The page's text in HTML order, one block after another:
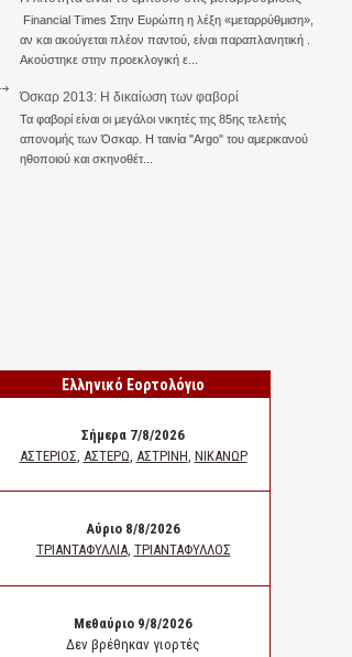
Financial Times Στην Ευρώπη η λέξη «μεταρρύθμιση»,
αν και ακούγεται πλέον παντού, είναι παραπλανητική .
Ακούστηκε στην προεκλογική ε...
Όσκαρ 2013: Η δικαίωση των φαβορί
Τα φαβορί είναι οι μεγάλοι νικητές της 85ης τελετής
απονομής των Όσκαρ. Η ταινία "Αrgo" του αμερικανού
ηθοποιού και σκηνοθέτ...